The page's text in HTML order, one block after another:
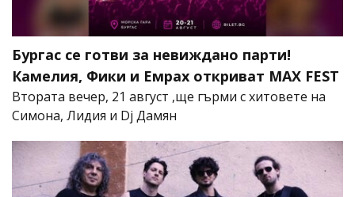
Бургас се готви за невиждано парти!
Камелия, Фики и Емрах откриват MAX FEST
Втората вечер, 21 август ,ще гърми с хитовете на
Симона, Лидия и Dj Дамян